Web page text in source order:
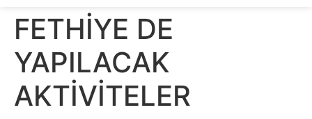
FETHİYE DE
YAPILACAK
AKTİVİTELER